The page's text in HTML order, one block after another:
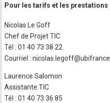
Pour les tarifs et les prestations
Nicolas Le Goff
Chef de Projet TIC
Tél : 01 40 73 38 22
Courriel :
Laurence Salomon
Assistante TIC
Tél : 01 40 73 36 85